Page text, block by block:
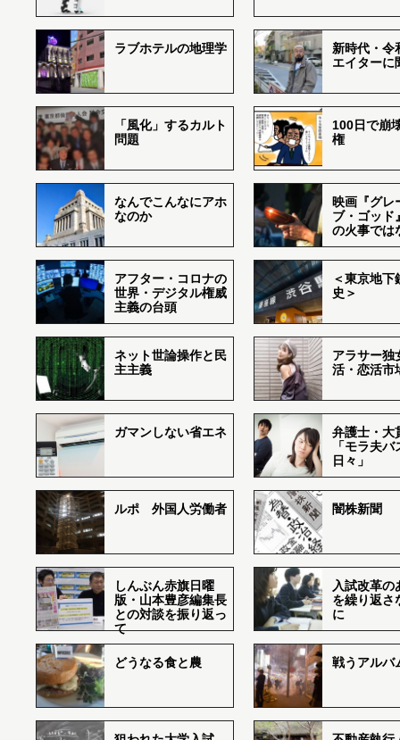
ラブホテルの地理学
新時代・令
エイターに
「風化」するカルト
問題
100日で崩
権
なんでこんなにアホ
なのか
映画『グレ
ブ・ゴッド
の火事では
アフター・コロナの
世界・デジタル権威
主義の台頭
＜東京地下
史＞
ネット世論操作と民
主主義
アラサー独
活・恋活市
ガマンしない省エネ
弁護士・大
「モラ夫
日々」
ルポ 外国人労働者 闇株新聞
しんぶん赤旗日曜
版・山本豊彦編集長
との対談を振り返っ
て
入試改革の
を繰り返さ
に
どうなる食と農 戦うアルバ